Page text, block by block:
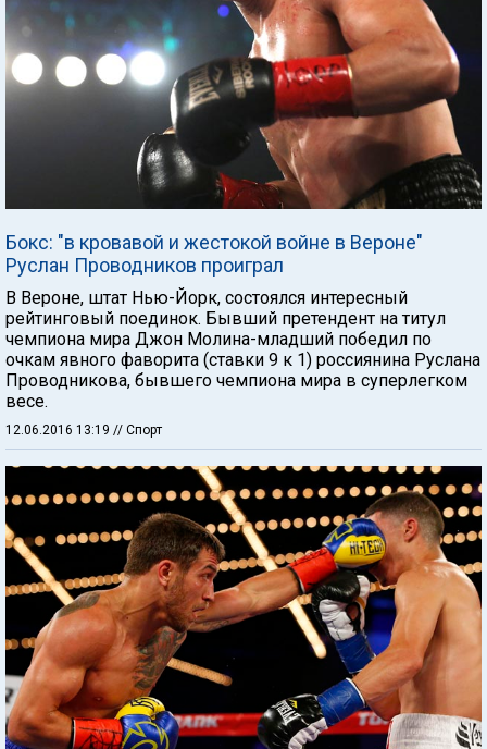
Бокс: "в кровавой и жестокой войне в Вероне"
Руслан Проводников проиграл
В Вероне, штат Нью-Йорк, состоялся интересный
рейтинговый поединок. Бывший претендент на титул
чемпиона мира Джон Молина-младший победил по
очкам явного фаворита (ставки 9 к 1) россиянина Руслана
Проводникова, бывшего чемпиона мира в суперлегком
весе.
12.06.2016 13:19 // Спорт